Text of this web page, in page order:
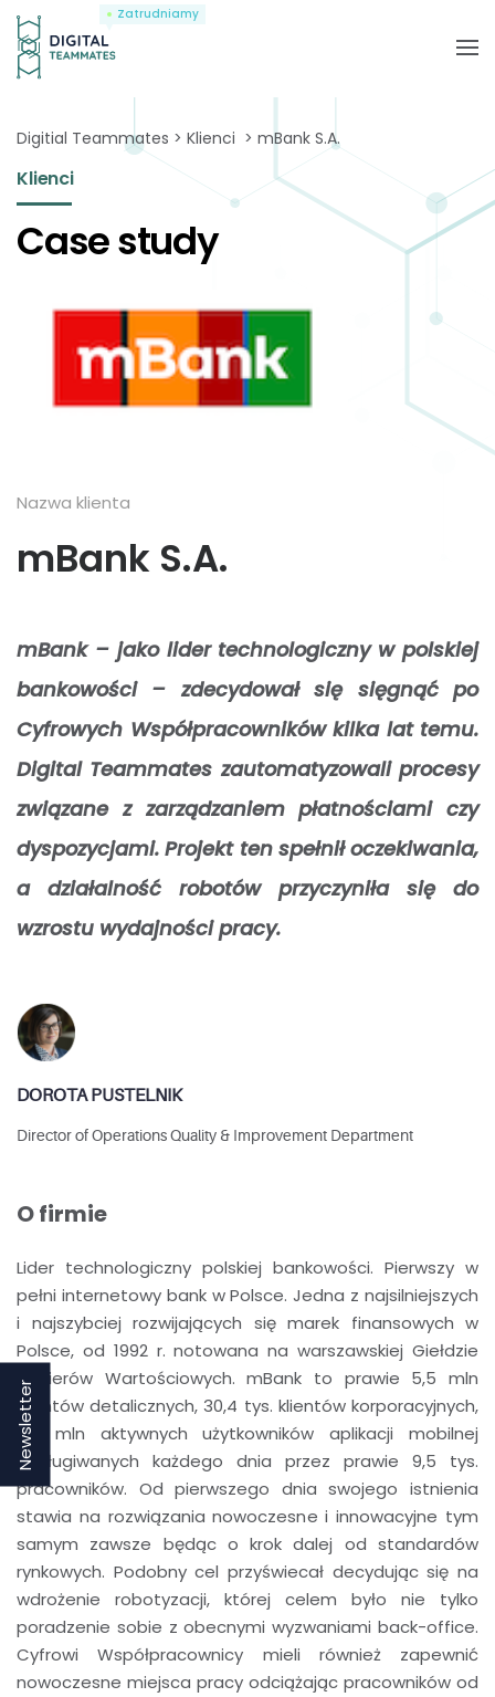
Zatrudniamy
Digitial Teammates Klienci mBank S.A.
Klienci
Case study
Nazwa klienta
mBank S.A.
mBank – jako lider technologiczny w polskiej
bankowości – zdecydował się sięgnąć po
Cyfrowych Współpracowników kilka lat temu.
Digital Teammates zautomatyzowali procesy
związane z zarządzaniem płatnościami czy
dyspozycjami. Projekt ten spełnił oczekiwania,
a działalność robotów przyczyniła się do
wzrostu wydajności pracy.
DOROTA PUSTELNIK
Director of Operations Quality & Improvement Department
O firmie
Lider technologiczny polskiej bankowości. Pierwszy w
pełni internetowy bank w Polsce. Jedna z najsilniejszych
i najszybciej rozwijających się marek finansowych w
Polsce, od 1992 r. notowana na warszawskiej Giełdzie
Papierów Wartościowych. mBank to prawie 5,5 mln
klientów detalicznych, 30,4 tys. klientów korporacyjnych,
2,4 mln aktywnych użytkowników aplikacji mobilnej
obsługiwanych każdego dnia przez prawie 9,5 tys.
pracowników. Od pierwszego dnia swojego istnienia
stawia na rozwiązania nowoczesne i innowacyjne tym
samym zawsze będąc o krok dalej od standardów
rynkowych. Podobny cel przyświecał decydując się na
wdrożenie robotyzacji, której celem było nie tylko
poradzenie sobie z obecnymi wyzwaniami back-office.
Cyfrowi Współpracownicy mieli również zapewnić
nowoczesne miejsca pracy odciążając pracowników od
Newsletter